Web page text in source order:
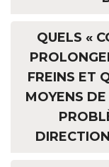
QUELS «
FREINS ET
MOYENS